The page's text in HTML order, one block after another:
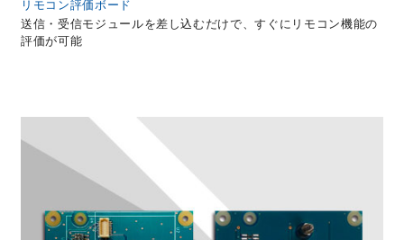
リモコン評価ボード
送信・受信モジュールを差し込むだけで、すぐにリモコン機能の
評価が可能